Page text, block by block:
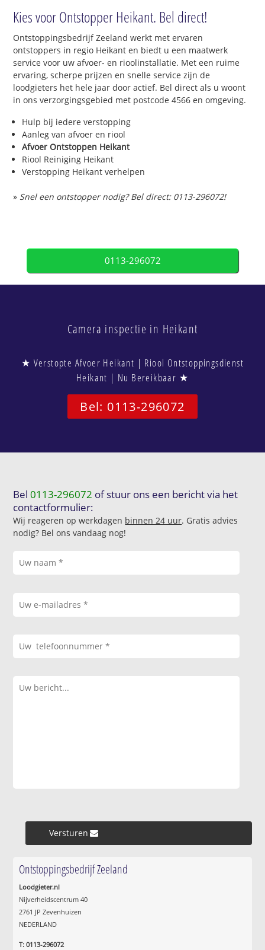
Kies voor Ontstopper Heikant. Bel direct!
Ontstoppingsbedrijf Zeeland werkt met ervaren
ontstoppers in regio Heikant en biedt u een maatwerk
service voor uw afvoer- en rioolinstallatie. Met een ruime
ervaring, scherpe prijzen en snelle service zijn de
loodgieters het hele jaar door actief. Bel direct als u woont
in ons verzorgingsgebied met postcode 4566 en omgeving.
Hulp bij iedere verstopping
Aanleg van afvoer en riool
Afvoer Ontstoppen Heikant
Riool Reiniging Heikant
Verstopping Heikant verhelpen
» Snel een ontstopper nodig? Bel direct: 0113-296072!
0113-296072
Camera inspectie in Heikant
★ Verstopte Afvoer Heikant | Riool Ontstoppingsdienst
Heikant | Nu Bereikbaar ★
Bel: 0113-296072
Bel0113-296072 of stuur ons een bericht via het
contactformulier:
Wij reageren op werkdagen binnen 24 uur. Gratis advies
nodig? Bel ons vandaag nog!
Versturen »
Ontstoppingsbedrijf Zeeland
Loodgieter.nl
Nijverheidscentrum 40
2761 JP Zevenhuizen
NEDERLAND
T: 0113-296072